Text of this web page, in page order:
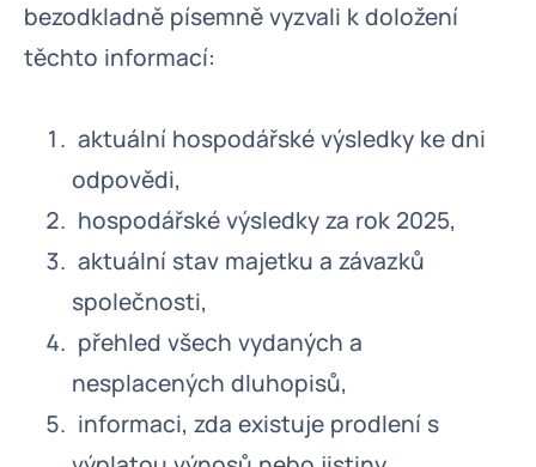
bezodkladně písemně vyzvali k doložení
těchto informací:
aktuální hospodářské výsledky ke dni
odpovědi,
hospodářské výsledky za rok 2025,
aktuální stav majetku a závazků
společnosti,
přehled všech vydaných a
nesplacených dluhopisů,
informaci, zda existuje prodlení s